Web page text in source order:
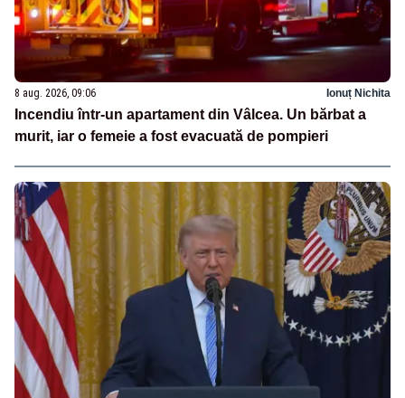
8 aug. 2026, 09:06 Ionuț Nichita
Incendiu într-un apartament din Vâlcea. Un bărbat a
murit, iar o femeie a fost evacuată de pompieri